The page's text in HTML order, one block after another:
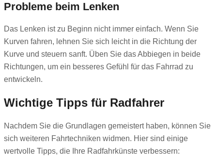
Probleme beim Lenken
Das Lenken ist zu Beginn nicht immer einfach. Wenn Sie
Kurven fahren, lehnen Sie sich leicht in die Richtung der
Kurve und steuern sanft. Üben Sie das Abbiegen in beide
Richtungen, um ein besseres Gefühl für das Fahrrad zu
entwickeln.
Wichtige Tipps für Radfahrer
Nachdem Sie die Grundlagen gemeistert haben, können Sie
sich weiteren Fahrtechniken widmen. Hier sind einige
wertvolle Tipps, die Ihre Radfahrkünste verbessern: